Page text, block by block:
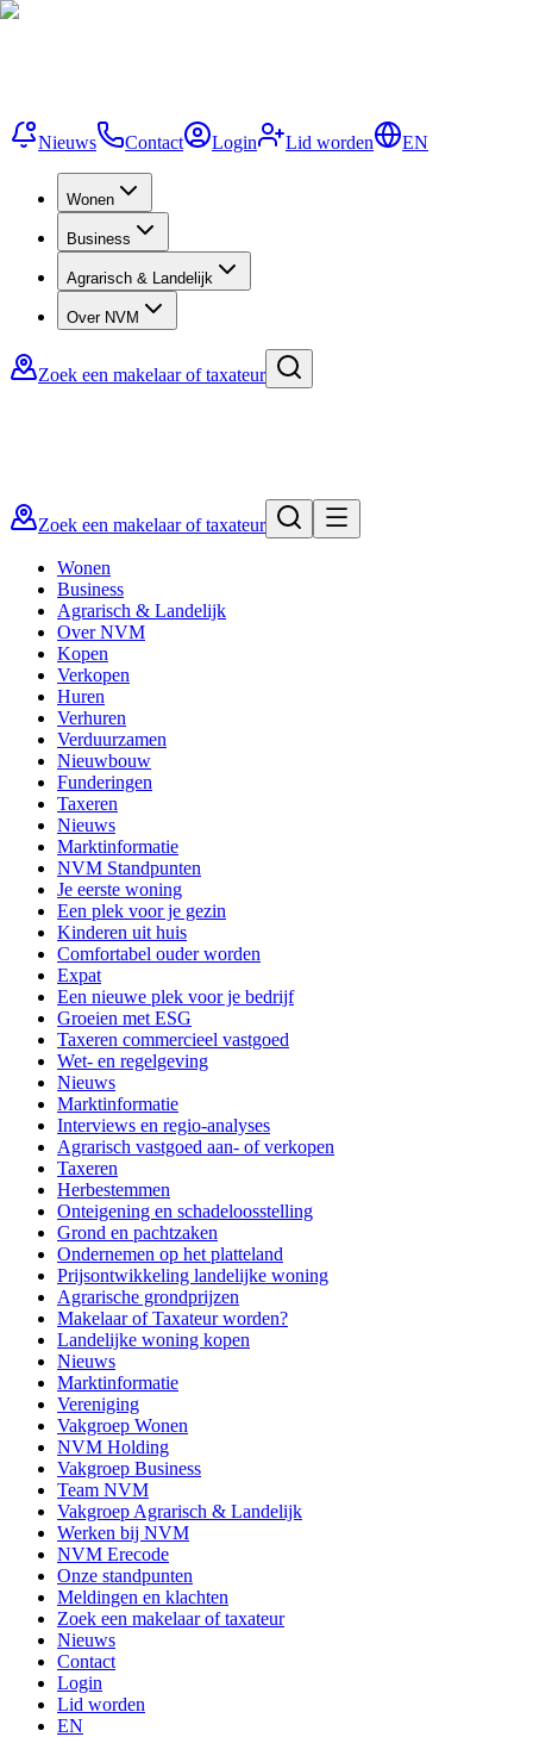
Nieuws Contact Login Lid worden EN
Wonen
Business
Agrarisch & Landelijk
Over NVM
Zoek een makelaar of taxateur
Zoek een makelaar of taxateur
Wonen
Business
Agrarisch & Landelijk
Over NVM
Kopen
Verkopen
Huren
Verhuren
Verduurzamen
Nieuwbouw
Funderingen
Taxeren
Nieuws
Marktinformatie
NVM Standpunten
Je eerste woning
Een plek voor je gezin
Kinderen uit huis
Comfortabel ouder worden
Expat
Een nieuwe plek voor je bedrijf
Groeien met ESG
Taxeren commercieel vastgoed
Wet- en regelgeving
Nieuws
Marktinformatie
Interviews en regio-analyses
Agrarisch vastgoed aan- of verkopen
Taxeren
Herbestemmen
Onteigening en schadeloosstelling
Grond en pachtzaken
Ondernemen op het platteland
Prijsontwikkeling landelijke woning
Agrarische grondprijzen
Makelaar of Taxateur worden?
Landelijke woning kopen
Nieuws
Marktinformatie
Vereniging
Vakgroep Wonen
NVM Holding
Vakgroep Business
Team NVM
Vakgroep Agrarisch & Landelijk
Werken bij NVM
NVM Erecode
Onze standpunten
Meldingen en klachten
Zoek een makelaar of taxateur
Nieuws
Contact
Login
Lid worden
EN